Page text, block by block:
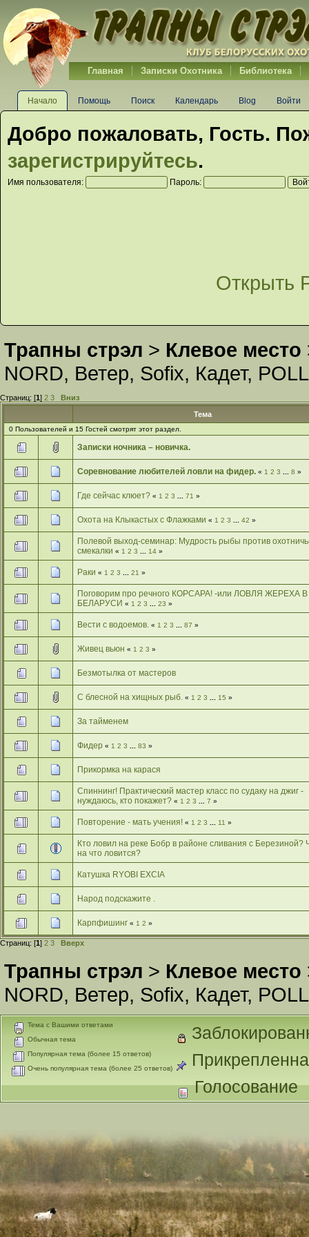
Главная Записки Охотника Библиотека
Начало Помощь Поиск Календарь Blog Войти
Добро пожаловать, Гость.
зарегистрируйтесь.
Имя пользователя: Пароль:
Открыть
Трапны стрэл > Клевое место
NORD, Ветер, Sofix, Кадет, POLL
Страниц: [1] 2 3
Вниз
Тема
0 Пользователей и 15 Гостей смотрят этот раздел.
Записки ночника – новичка.
Соревнование любителей ловли на фидер. « 1 2 3 8 »
Где сейчас клюет? « 1 2 3 71 »
Охота на Клыкастых с Флажками « 1 2 3 42 »
Полевой выход-семинар: Мудрость рыбы против
смекалки « 1 2 3 14 »
Раки « 1 2 3 21 »
Поговорим про речного КОРСАРА! -или ЛОВЛЯ ЖЕРЕХА В
БЕЛАРУСИ « 1 2 3 23 »
Вести с водоемов. « 1 2 3 87 »
Живец вьюн « 1 2 3 »
Безмотылка от мастеров
С блесной на хищных рыб. « 1 2 3 15 »
За тайменем
Фидер « 1 2 3 83 »
Прикормка на карася
Спиннинг! Практический мастер класс по судаку на джиг -
нуждаюсь, кто покажет? « 1 2 3 7 »
Повторение - мать учения! « 1 2 3 11 »
Кто ловил на реке Бобр в районе сливания с Березиной?
на что ловится?
Катушка RYOBI EXCIA
Народ подскажите .
Карпфишинг « 1 2 »
Страниц: [1] 2 3 Вверх
Трапны стрэл > Клевое место
NORD, Ветер, Sofix, Кадет, POLL
Тема с Вашими ответами
Обычная тема
Популярная тема (более 15 ответов)
Очень популярная тема (более 25 ответов)
Голосование